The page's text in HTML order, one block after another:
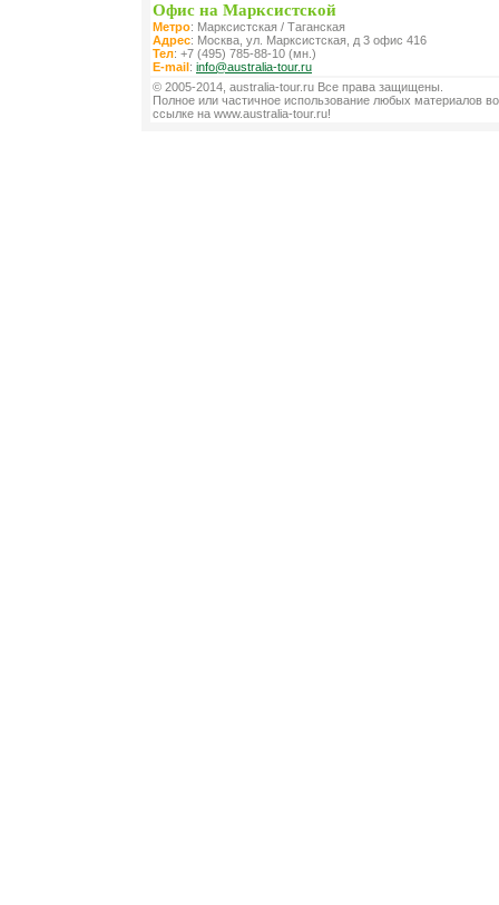
Офис на Марксистской
Метро: Марксистская / Таганская
Адрес: Москва, ул. Марксистская, д 3 офис 416
Тел: +7 (495) 785-88-10 (мн.)
E-mail: info@australia-tour.ru
© 2005-2014, australia-tour.ru Все права защищены.
Полное или частичное использование любых материалов
ссылке на www.australia-tour.ru!